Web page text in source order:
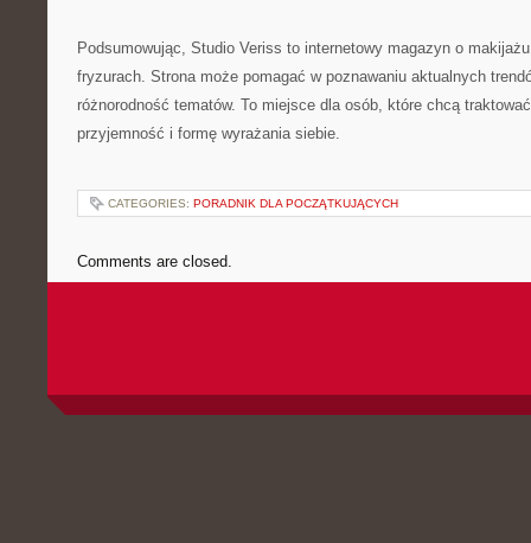
Podsumowując, Studio Veriss to internetowy magazyn o
fryzurach. Strona może pomagać w poznawaniu aktualnych
różnorodność tematów. To miejsce dla osób, które chcą
przyjemność i formę wyrażania siebie.
CATEGORIES: PORADNIK DLA POCZĄTKUJĄCYCH
Comments are closed.